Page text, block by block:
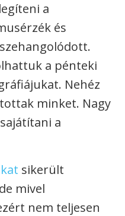
a
és
a pénteki
Nehéz
minket. Nagy
a
sikerült
mivel
nem teljesen